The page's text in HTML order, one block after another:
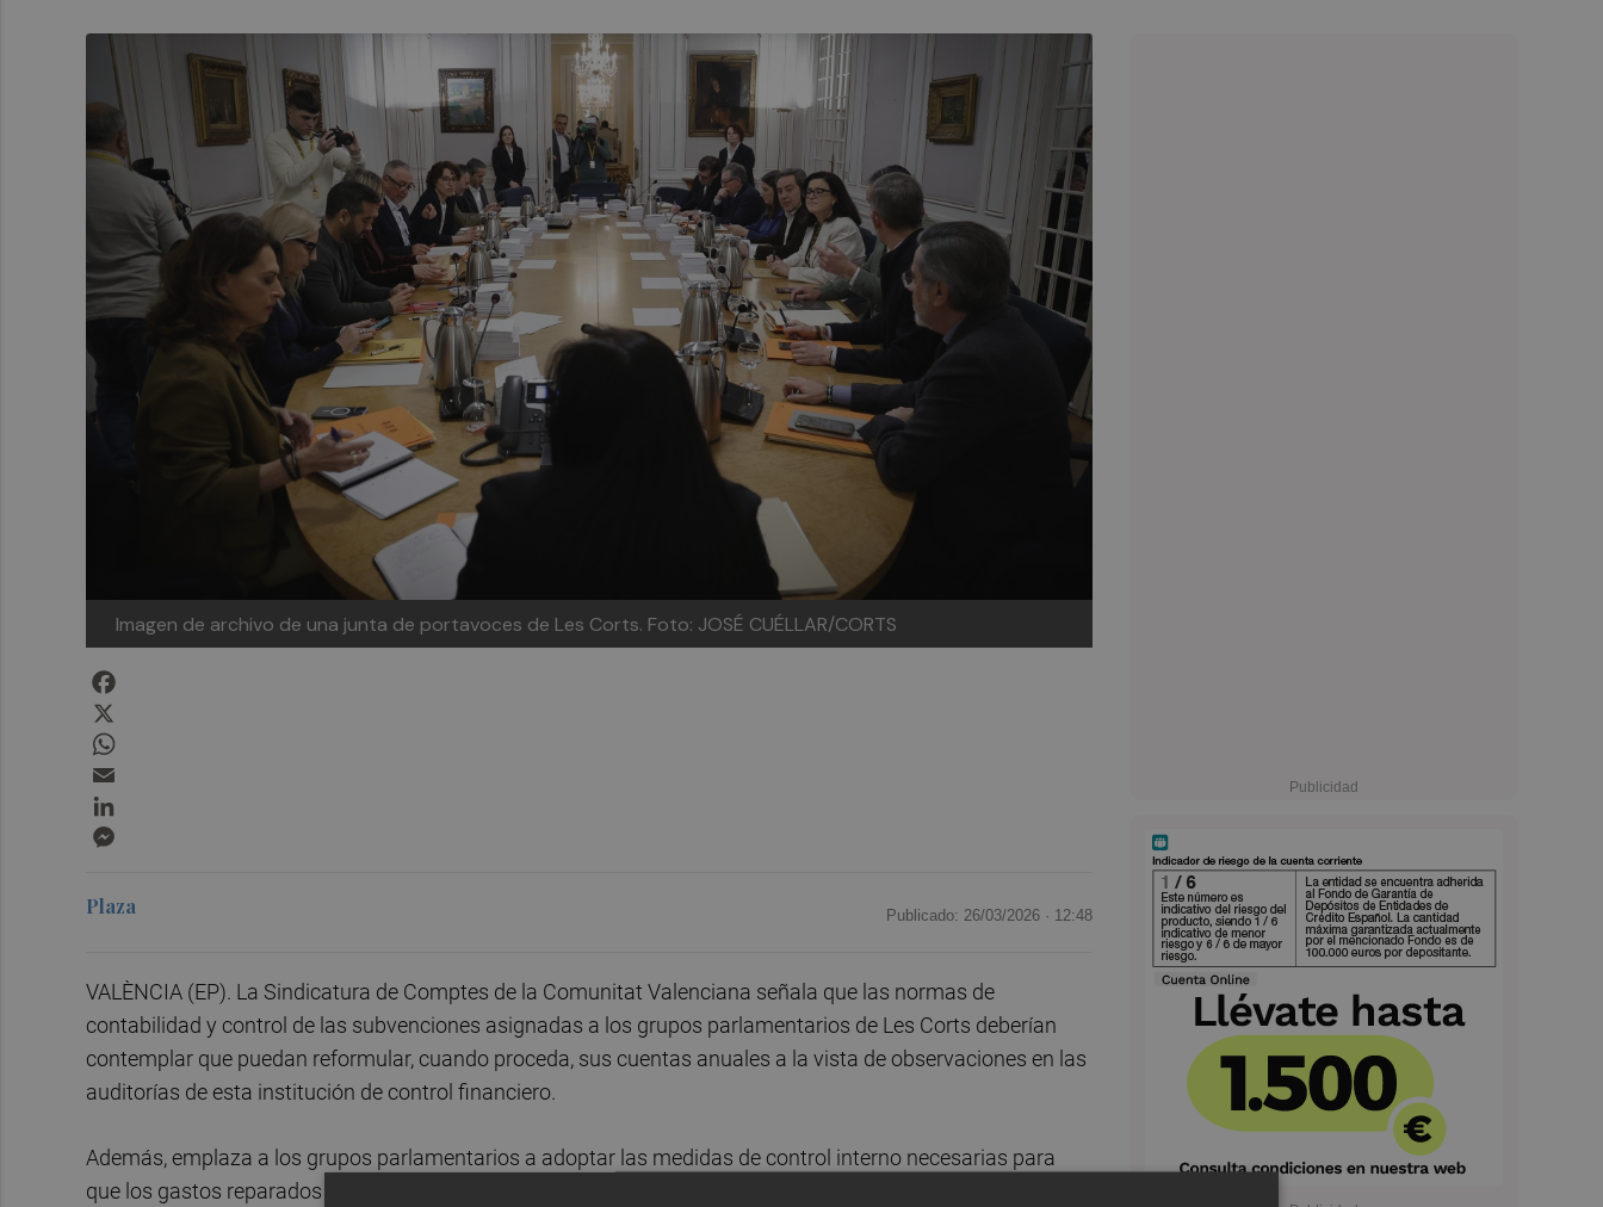
Imagen de archivo de una junta de portavoces de Les Corts. Foto: JOSÉ CUÉLLAR/CORTS
Plaza Publicado: 26/03/2026 · 12:48
VALÈNCIA (EP). La Sindicatura de Comptes de la Comunitat Valenciana señala que las normas de
contabilidad y control de las subvenciones asignadas a los grupos parlamentarios de Les Corts deberían
contemplar que puedan reformular, cuando proceda, sus cuentas anuales a la vista de observaciones en las
auditorías de esta institución de control financiero.
Además, emplaza a los grupos parlamentarios a adoptar las medidas de control interno necesarias para
que los gastos reparados por los informes de control financiero de la Intervención se completen y justifiquen